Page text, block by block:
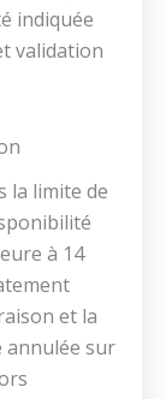
indiquée
validation
la limite de
à 14
et la
annulée sur